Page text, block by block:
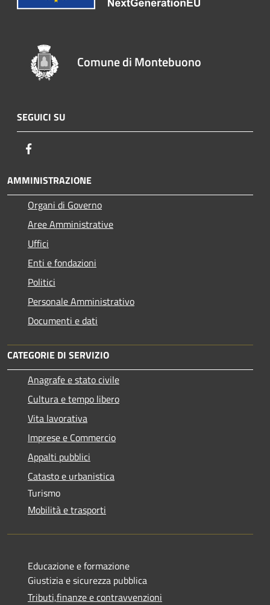
Comune di Montebuono
SEGUICI SU
AMMINISTRAZIONE
Organi di Governo
Aree Amministrative
Uffici
Enti e fondazioni
Politici
Personale Amministrativo
Documenti e dati
CATEGORIE DI SERVIZIO
Anagrafe e stato civile
Cultura e tempo libero
Vita lavorativa
Imprese e Commercio
Appalti pubblici
Catasto e urbanistica
Turismo
Mobilità e trasporti
Educazione e formazione
Giustizia e sicurezza pubblica
Tributi,finanze e contravvenzioni